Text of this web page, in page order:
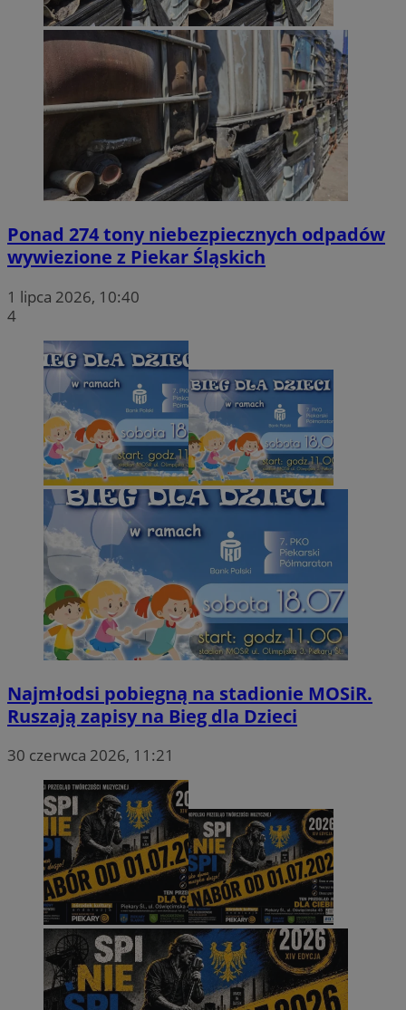
Ponad 274 tony niebezpiecznych odpadów
wywiezione z Piekar Śląskich
1 lipca 2026, 10:40
4
Najmłodsi pobiegną na stadionie MOSiR.
Ruszają zapisy na Bieg dla Dzieci
30 czerwca 2026, 11:21